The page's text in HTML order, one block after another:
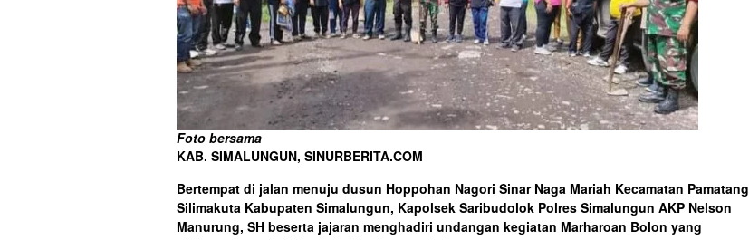
Foto bersama
KAB. SIMALUNGUN, SINURBERITA.COM
Bertempat di jalan menuju dusun Hoppohan Nagori Sinar Naga Mariah Kecamatan Pamatang
Silimakuta Kabupaten Simalungun, Kapolsek Saribudolok Polres Simalungun AKP Nelson
Manurung, SH beserta jajaran menghadiri undangan kegiatan Marharoan Bolon yang